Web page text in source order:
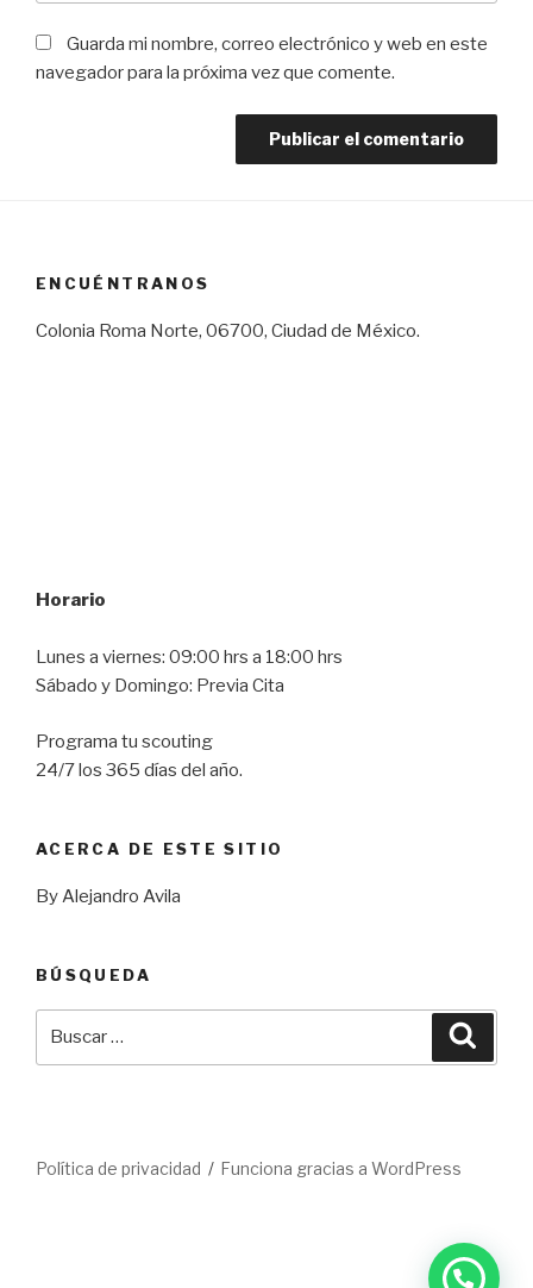
Guarda mi nombre, correo electrónico y web en este
navegador para la próxima vez que comente.
ENCUÉNTRANOS
Colonia Roma Norte, 06700, Ciudad de México.
Horario
Lunes a viernes: 09:00 hrs a 18:00 hrs
Sábado y Domingo: Previa Cita
Programa tu scouting
24/7 los 365 días del año.
ACERCA DE ESTE SITIO
By Alejandro Avila
BÚSQUEDA
Política de privacidad Funciona gracias a WordPress